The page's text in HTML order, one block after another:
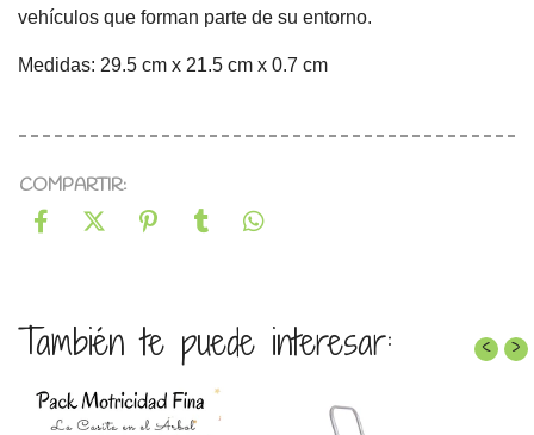
vehículos que forman parte de su entorno.
Medidas: 29.5 cm x 21.5 cm x 0.7 cm
COMPARTIR:
También te puede interesar: ‹ ›